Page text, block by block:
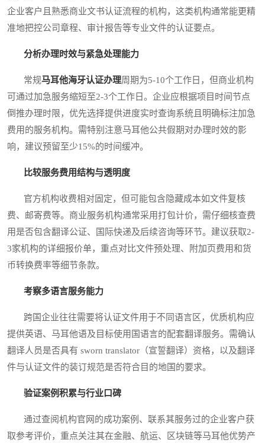
企业客户且熟悉商业文书认证流程的机构，这类机构通常能更精
准地把控公司章程、审计报告等专业文件的认证要点。
分析办理时效与紧急处理能力
常规马耳他海牙认证办理周期为5-10个工作日，但商业机构
可通过加急服务缩短至2-3个工作日。企业应根据项目时间节点
倒推办理时限，优先选择提供进度实时查询系统且明确标注加急
费用的服务机构。需特别注意马耳他公共假期对办理时效的影
响，建议预留至少15%的时间缓冲。
比较服务费用结构与透明度
官方机构收费相对固定，但可能包含隐藏成本如文件复核
费、邮寄费等。商业服务机构通常采用打包计价，需仔细核查费
用是否包含翻译公证、国际快递及后续咨询等环节。建议获取2-
3家机构的详细报价单，重点对比文件预处理、附加页费用和货
币转换费率等细节条款。
考察多语言服务能力
跨国企业往往需要将认证文件用于不同语言区，优质机构应
提供英语、马耳他语及目标使用国语言的配套翻译服务。需确认
翻译人员是否具有 sworn translator（宣誓翻译）资格，以及翻译
件与认证文件的装订规范是否符合目的地国的要求。
验证案例积累与行业口碑
通过查阅机构官网的成功案例、联系其服务过的企业客户获
取参考评价，重点关注其在金融、航运、区块链等马耳他优势产